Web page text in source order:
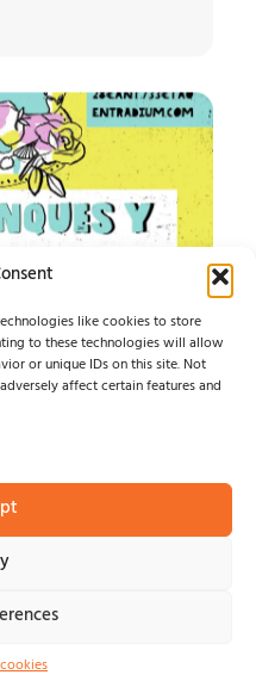
like cookies to store
to these technologies will allow
or unique IDs on this site. Not
affect certain features and
TIENE UN
Y